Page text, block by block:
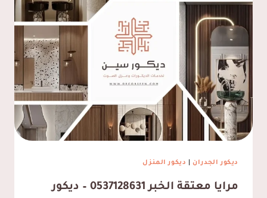
الدمام،
ديكور
صناعي
PVC
الشرقية
2025
ديكور الجدران ديكور المنزل
مرايا معتقة الخبر 0537128631 – ديكور